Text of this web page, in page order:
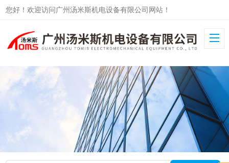
您好！欢迎访问广州汤米斯机电设备有限公司网站！